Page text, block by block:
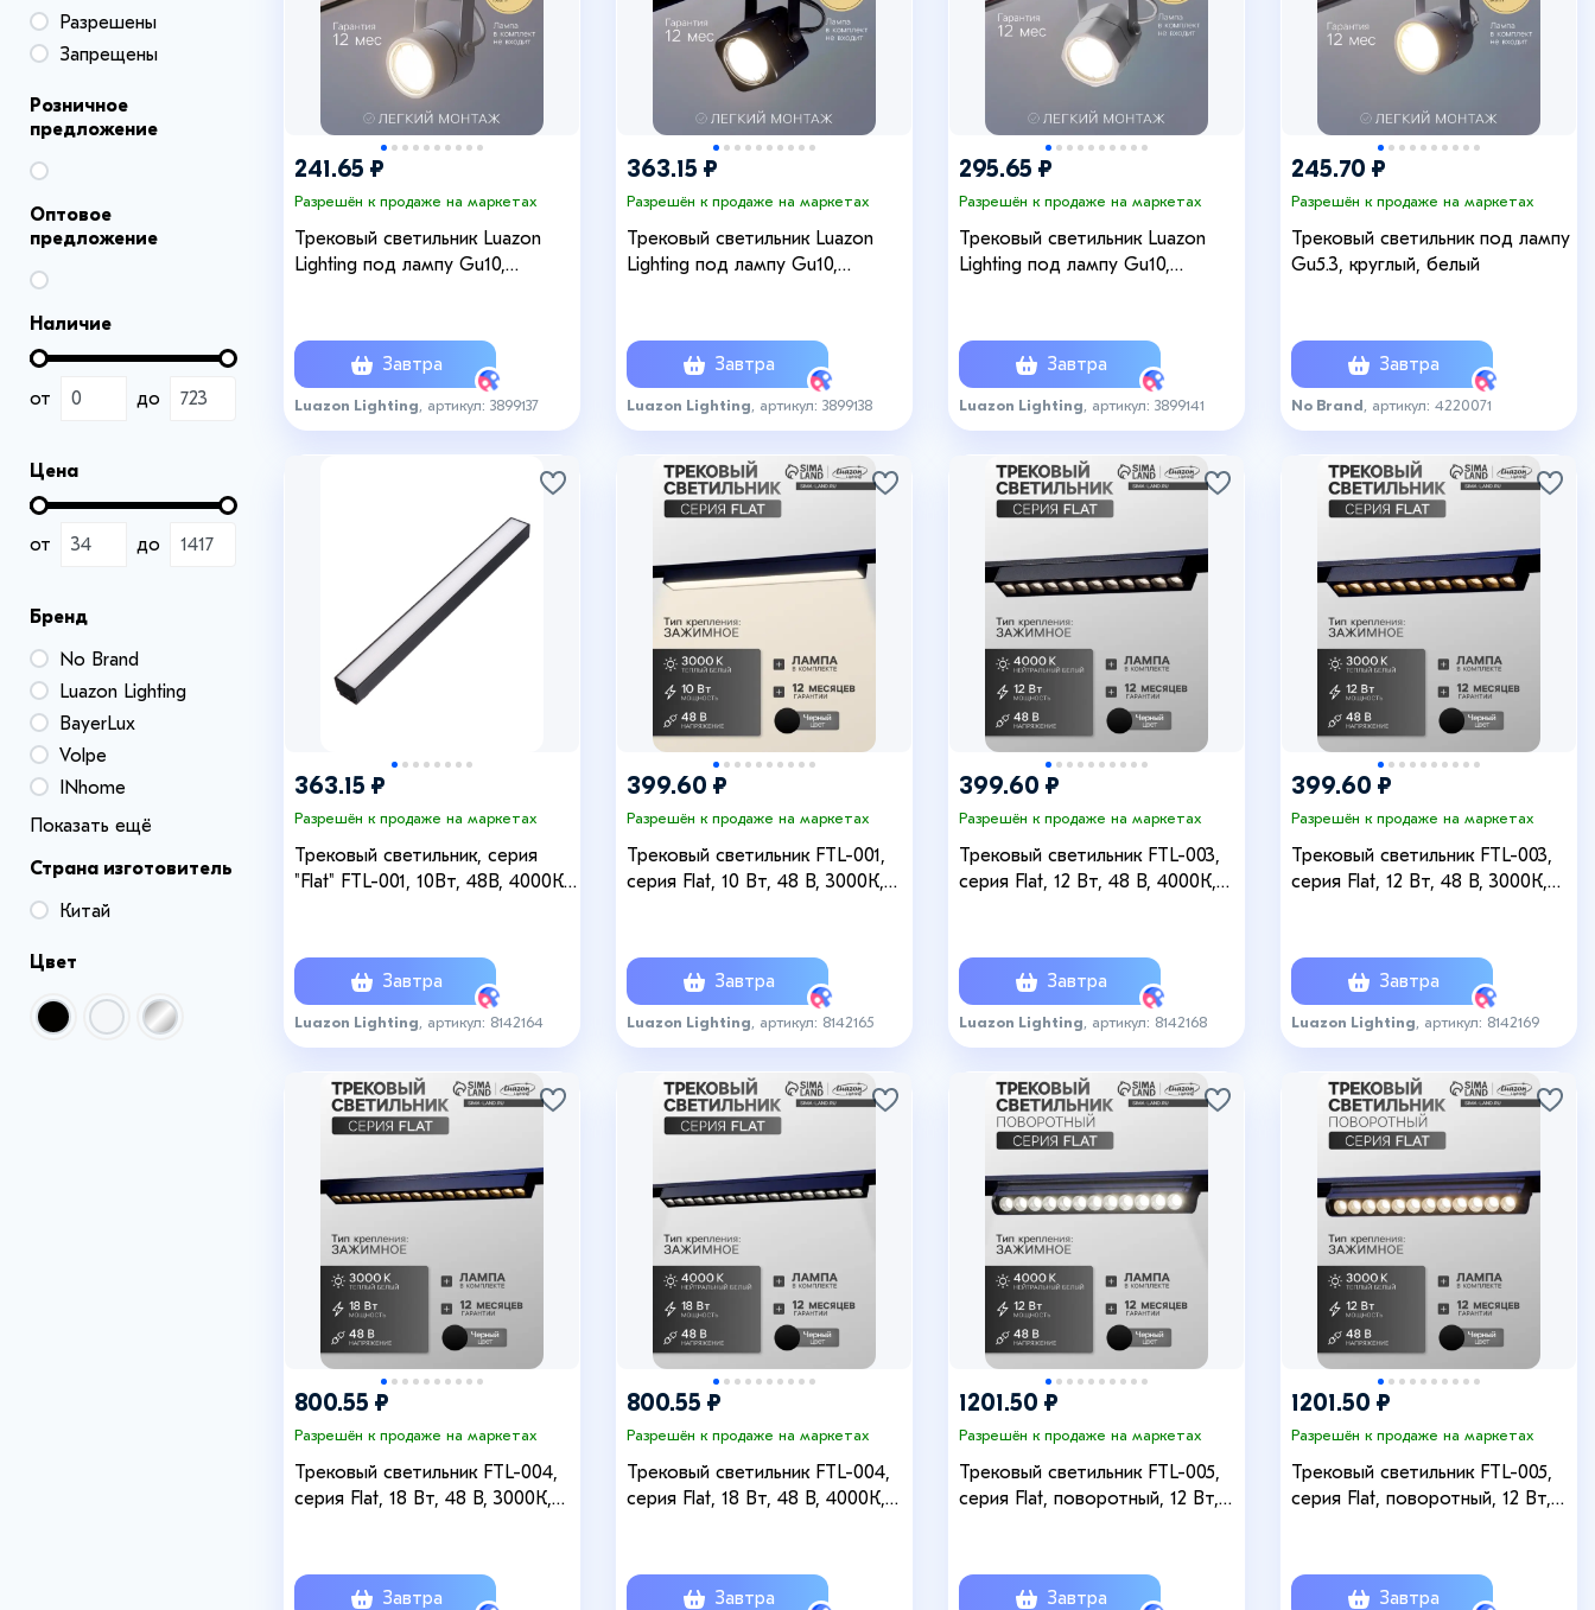
Разрешены
Запрещены
Розничное
предложение
Оптовое
предложение
Наличие
от до
Цена
от до
Бренд
No Brand
Luazon Lighting
BayerLux
Volpe
INhome
Показать ещё
Страна изготовитель
Китай
Цвет
241.65 ₽
Разрешён к продаже на маркетах
Трековый светильник Luazon
Lighting под лампу Gu10,
Завтра
Luazon Lighting , артикул: 3899137
363.15 ₽
Разрешён к продаже на маркетах
Трековый светильник Luazon
Lighting под лампу Gu10,
Завтра
Luazon Lighting , артикул: 3899138
295.65 ₽
Разрешён к продаже на маркетах
Трековый светильник Luazon
Lighting под лампу Gu10,
Завтра
Luazon Lighting , артикул: 3899141
245.70 ₽
Разрешён к продаже на маркетах
Трековый светильник под лампу
Gu5.3, круглый, белый
Завтра
No Brand , артикул: 4220071
363.15 ₽
Разрешён к продаже на маркетах
Трековый светильник, серия
"Flat" FTL-001, 10Вт, 48В, 4000К,
Завтра
Luazon Lighting , артикул: 8142164
+4
399.60 ₽
Разрешён к продаже на маркетах
Трековый светильник FTL-001,
серия Flat, 10 Вт, 48 В, 3000К,
Завтра
Luazon Lighting , артикул: 8142165
399.60 ₽
Разрешён к продаже на маркетах
Трековый светильник FTL-003,
серия Flat, 12 Вт, 48 В, 4000К,
Завтра
Luazon Lighting , артикул: 8142168
+4
399.60 ₽
Разрешён к продаже на маркетах
Трековый светильник FTL-003,
серия Flat, 12 Вт, 48 В, 3000К,
Завтра
Luazon Lighting , артикул: 8142169
800.55 ₽
Разрешён к продаже на маркетах
Трековый светильник FTL-004,
серия Flat, 18 Вт, 48 В, 3000К,
Завтра
800.55 ₽
Разрешён к продаже на маркетах
Трековый светильник FTL-004,
серия Flat, 18 Вт, 48 В, 4000К,
Завтра
1201.50 ₽
Разрешён к продаже на маркетах
Трековый светильник FTL-005,
серия Flat, поворотный, 12 Вт,
Завтра
+6
1201.50 ₽
Разрешён к продаже на маркетах
Трековый светильник FTL-005,
серия Flat, поворотный, 12 Вт,
Завтра